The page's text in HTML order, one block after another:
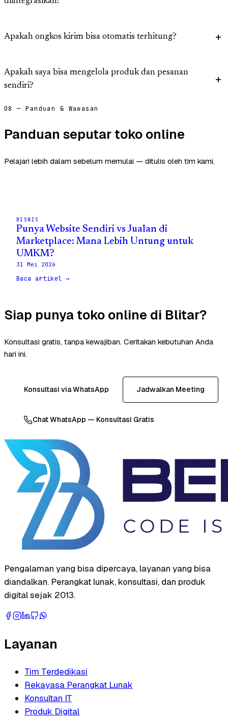
Apakah ongkos kirim bisa otomatis terhitung?
Apakah saya bisa mengelola produk dan pesanan
sendiri?
08 — Panduan & Wawasan
Panduan seputar toko online
Pelajari lebih dalam sebelum memulai — ditulis oleh tim kami.
BISNIS
Punya Website Sendiri vs Jualan di
Marketplace: Mana Lebih Untung untuk
UMKM?
31 Mei 2026
Baca artikel →
Siap punya toko online di Blitar?
Konsultasi gratis, tanpa kewajiban. Ceritakan kebutuhan Anda
hari ini.
Konsultasi via WhatsApp Jadwalkan Meeting
Chat WhatsApp — Konsultasi Gratis
Pengalaman yang bisa dipercaya, layanan yang bisa
diandalkan. Perangkat lunak, konsultasi, dan produk
digital sejak 2013.
Layanan
Tim Terdedikasi
Rekayasa Perangkat Lunak
Konsultan IT
Produk Digital